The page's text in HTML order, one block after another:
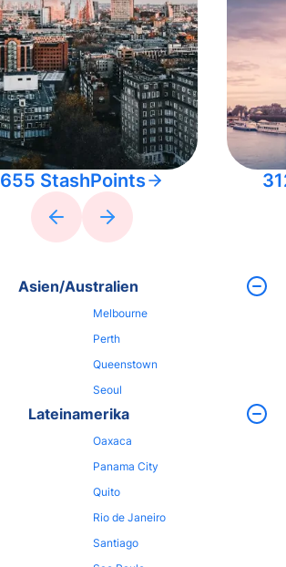
655 StashPoints
Asien/Australien
Melbourne
Perth
Queenstown
Seoul
Lateinamerika
Oaxaca
Panama City
Quito
Rio de Janeiro
Santiago